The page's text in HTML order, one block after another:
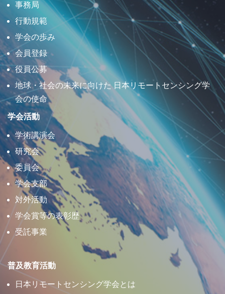
事務局
行動規範
学会の歩み
会員登録
役員公募
地球・社会の未来に向けた 日本リモートセンシング学
会の使命
学会活動
学術講演会
研究会
委員会
学会支部
対外活動
学会賞等の表彰歴
受託事業
普及教育活動
日本リモートセンシング学会とは